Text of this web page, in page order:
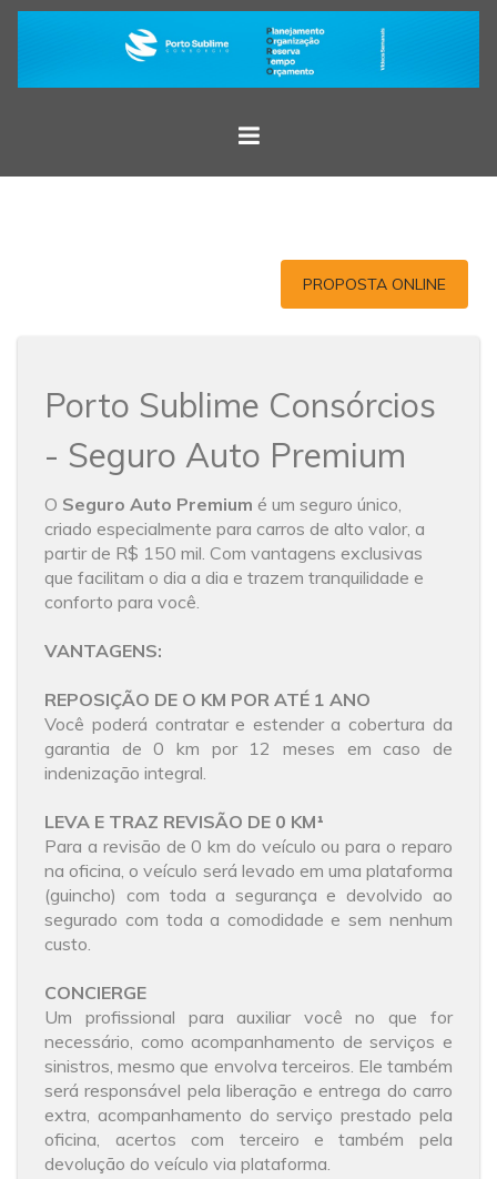
PROPOSTA ONLINE
Porto Sublime Consórcios
- Seguro Auto Premium
O Seguro Auto Premium é um seguro único,
criado especialmente para carros de alto valor, a
partir de R$ 150 mil. Com vantagens exclusivas
que facilitam o dia a dia e trazem tranquilidade e
conforto para você.
VANTAGENS:
REPOSIÇÃO DE O KM POR ATÉ 1 ANO
Você poderá contratar e estender a cobertura da
garantia de 0 km por 12 meses em caso de
indenização integral.
LEVA E TRAZ REVISÃO DE 0 KM¹
Para a revisão de 0 km do veículo ou para o reparo
na oficina, o veículo será levado em uma plataforma
(guincho) com toda a segurança e devolvido ao
segurado com toda a comodidade e sem nenhum
custo.
CONCIERGE
Um profissional para auxiliar você no que for
necessário, como acompanhamento de serviços e
sinistros, mesmo que envolva terceiros. Ele também
será responsável pela liberação e entrega do carro
extra, acompanhamento do serviço prestado pela
oficina, acertos com terceiro e também pela
devolução do veículo via plataforma.